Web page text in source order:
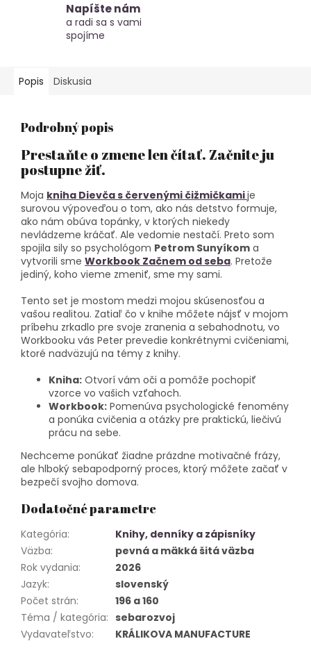
Napíšte nám
a radi sa s vami
spojíme
Popis Diskusia
Podrobný popis
Prestaňte o zmene len čítať. Začnite ju
postupne žiť.
Moja kniha Dievča s červenými čižmičkamije
surovou výpoveďou o tom, ako nás detstvo formuje,
ako nám obúva topánky, v ktorých niekedy
nevládzeme kráčať. Ale vedomie nestačí. Preto som
spojila sily so psychológom Petrom Sunyíkom a
vytvorili sme Workbook Začnem od seba. Pretože
jediný, koho vieme zmeniť, sme my sami.
Tento set je mostom medzi mojou skúsenosťou a
vašou realitou. Zatiaľ čo v knihe môžete nájsť v mojom
príbehu zrkadlo pre svoje zranenia a sebahodnotu, vo
Workbooku vás Peter prevedie konkrétnymi cvičeniami,
ktoré nadväzujú na témy z knihy.
Kniha: Otvorí vám oči a pomôže pochopiť
vzorce vo vašich vzťahoch.
Workbook: Pomenúva psychologické fenomény
a ponúka cvičenia a otázky pre praktickú, liečivú
prácu na sebe.
Nechceme ponúkať žiadne prázdne motivačné frázy,
ale hlboký sebapodporný proces, ktorý môžete začať v
bezpečí svojho domova.
Dodatočné parametre
Kategória:
Knihy, denníky a zápisníky
Väzba:
pevná a mäkká šitá väzba
Rok vydania:
2026
Jazyk:
slovenský
Počet strán:
196 a 160
Téma / kategória: sebarozvoj
Vydavateľstvo: KRÁLIKOVA MANUFACTURE